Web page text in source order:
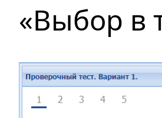
«Выбор в